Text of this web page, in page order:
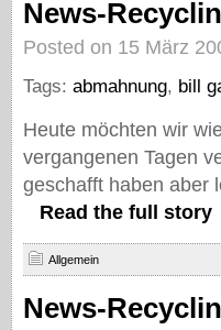
News-
Posted on 15 März
Tags: abmahnung, bill
Heute möchten wir
vergangenen Tagen
geschafft haben aber
Read the full story
Allgemein
News-